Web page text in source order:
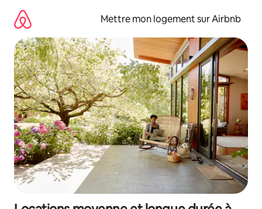
directement
contenu
Mettre mon logement sur Airbnb